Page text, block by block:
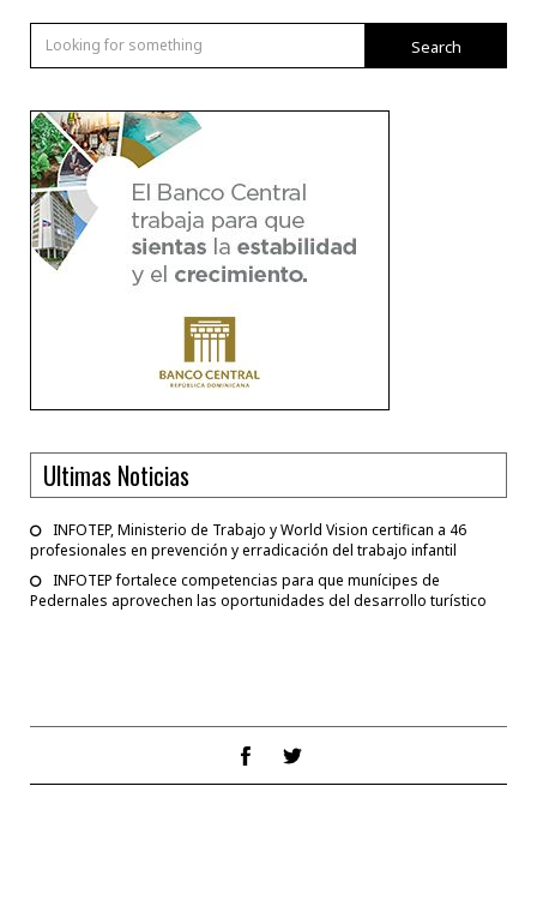
Search
Ultimas Noticias
INFOTEP, Ministerio de Trabajo y World Vision certifican a 46
profesionales en prevención y erradicación del trabajo infantil
INFOTEP fortalece competencias para que munícipes de
Pedernales aprovechen las oportunidades del desarrollo turístico